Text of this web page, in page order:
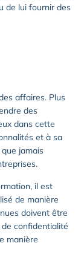
de lui fournir des
affaires. Plus
des
dans cette
et à sa
jamais
il est
de manière
doivent être
confidentialité
manière